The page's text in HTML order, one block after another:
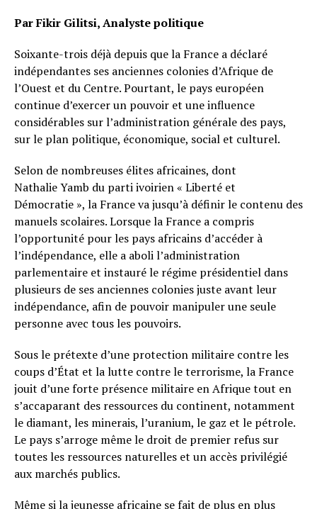
Par Fikir Gilitsi, Analyste politique
Soixante-trois déjà depuis que la France a déclaré
indépendantes ses anciennes colonies d’Afrique de
l’Ouest et du Centre. Pourtant, le pays européen
continue d’exercer un pouvoir et une influence
considérables sur l’administration générale des pays,
sur le plan politique, économique, social et culturel.
Selon de nombreuses élites africaines, dont
Nathalie Yamb du parti ivoirien « Liberté et
Démocratie », la France va jusqu’à définir le contenu des
manuels scolaires. Lorsque la France a compris
l’opportunité pour les pays africains d’accéder à
l’indépendance, elle a aboli l’administration
parlementaire et instauré le régime présidentiel dans
plusieurs de ses anciennes colonies juste avant leur
indépendance, afin de pouvoir manipuler une seule
personne avec tous les pouvoirs.
Sous le prétexte d’une protection militaire contre les
coups d’État et la lutte contre le terrorisme, la France
jouit d’une forte présence militaire en Afrique tout en
s’accaparant des ressources du continent, notamment
le diamant, les minerais, l’uranium, le gaz et le pétrole.
Le pays s’arroge même le droit de premier refus sur
toutes les ressources naturelles et un accès privilégié
aux marchés publics.
Même si la jeunesse africaine se fait de plus en plus